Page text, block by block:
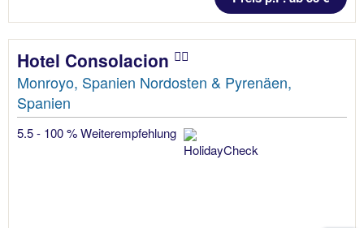
Hotel Consolacion
Monroyo, Spanien Nordosten & Pyrenäen,
Spanien
5.5 - 100 % Weiterempfehlung